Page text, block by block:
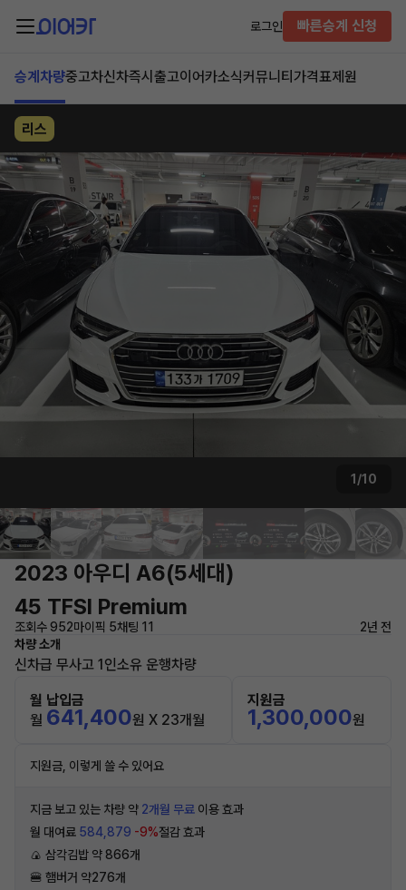
로그인 빠른승계 신청
승계차량중고차신차즉시출고이어카소식커뮤니티 가격표제원
리스
1/10
2023 아우디 A6(5세대)
45 TFSI Premium
조회수 952마이픽 5채팅 11
2년 전
차량 소개
신차급 무사고 1인소유 운행차량
월 납입금
월 641,400원 X 23개월
지원금
1,300,000원
지원금, 이렇게 쓸 수 있어요
지금 보고 있는 차량 약 2개월 무료 이용 효과
월 대여료 584,879 -9%절감 효과
🍙 삼각김밥 약 866개
🍔 햄버거 약276개